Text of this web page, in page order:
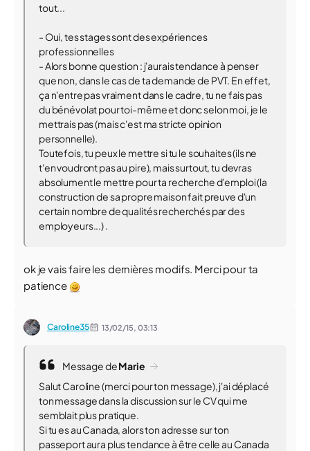
tout...
- Oui, tes stages sont des expériences
professionnelles
- Alors bonne question : j'aurais tendance à penser
que non, dans le cas de ta demande de PVT. En effet,
ça n'entre pas vraiment dans le cadre, tu ne fais pas
du bénévolat pour toi-même et donc selon moi, je le
mettrais pas (mais c'est ma stricte opinion
personnelle).
Toutefois, tu peux le mettre si tu le souhaites (ils ne
t'en voudront pas au pire), mais surtout, tu devras
absolument le mettre pour ta recherche d'emploi (la
construction de sa propre maison fait preuve d'un
certain nombre de qualités recherchés par des
employeurs...) .
ok je vais faire les dernières modifs. Merci pour ta
patience
Caroline35 13/02/15, 03:13
Message deMarie
Salut Caroline (merci pour ton message), j'ai déplacé
ton message dans la discussion sur le CV qui me
semblait plus pratique.
Si tu es au Canada, alors ton adresse sur ton
passeport aura plus tendance à être celle au Canada